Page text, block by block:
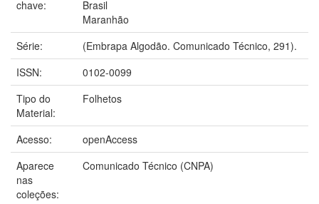
chave:
Brasil
Maranhão
Série:
(Embrapa Algodão. Comunicado Técnico, 291).
ISSN:
0102-0099
Tipo do
Material:
Folhetos
Acesso:
openAccess
Aparece
nas
coleções:
Comunicado Técnico (CNPA)